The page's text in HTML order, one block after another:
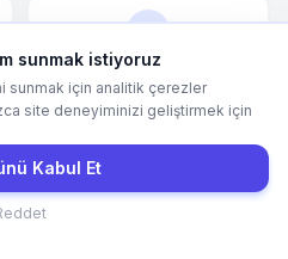
İncek
İncele
Müşteri Girişi
sunmak istiyoruz
sunmak için analitik çerezler
site deneyiminizi geliştirmek için
Kabul Et